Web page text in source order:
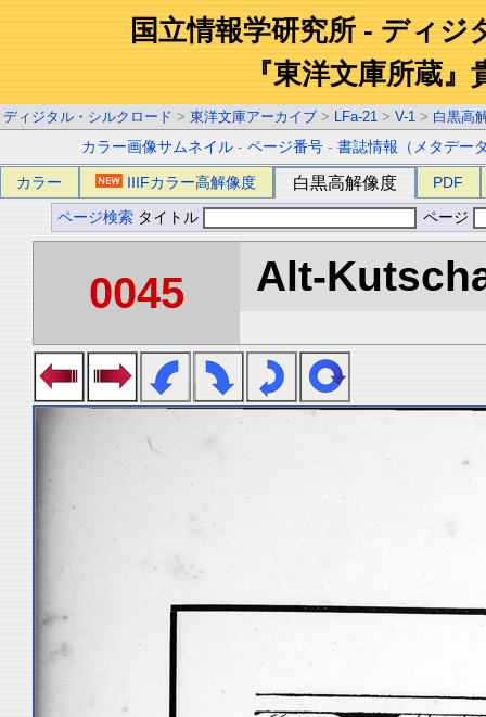
国立情報学研究所 - ディジ
『東洋文庫所蔵』
ディジタル・シルクロード > 東洋文庫アーカイブ > LFa-21 > V-1 > 白黒高
カラー画像サムネイル -ページ番号 -書誌情報（メタデー
カラー IIIFカラー高解像度 白黒高解像度 PDF
ページ検索 タイトル ページ
0045 Alt-